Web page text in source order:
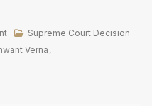
On
Justice
Supreme Court Decision
Verna ,